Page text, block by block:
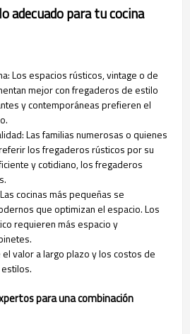
adecuado para tu cocina
Los espacios rústicos, vintage o de
mejor con fregaderos de estilo
y contemporáneas prefieren el
Las familias numerosas o quienes
los fregaderos rústicos por su
y cotidiano, los fregaderos
cocinas más pequeñas se
que optimizan el espacio. Los
requieren más espacio y
valor a largo plazo y los costos de
para una combinación